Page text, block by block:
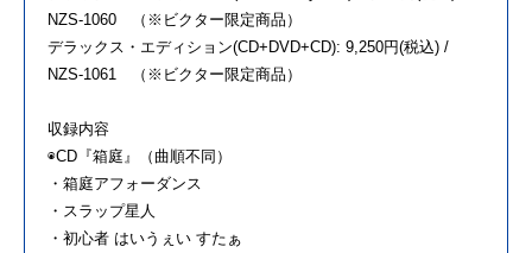
NZS-1060 （※ビクター限定商品）
デラックス・エディション(CD+DVD+CD): 9,250円(税込) /
NZS-1061 （※ビクター限定商品）
収録内容
◉CD『箱庭』（曲順不同）
・箱庭アフォーダンス
・スラップ星人
・初心者 はいうぇい すたぁ